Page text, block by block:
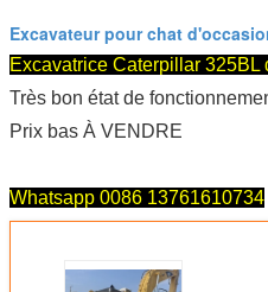
Excavateur pour chat
Excavatrice Caterpillar 325BL
Très bon état de
Prix bas À VENDRE
Whatsapp 0086 13761610734